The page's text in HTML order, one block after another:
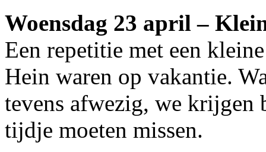
Woensdag 23 april –
Een repetitie met een
Hein waren op vakantie.
tevens afwezig, we krijgen
tijdje moeten missen.